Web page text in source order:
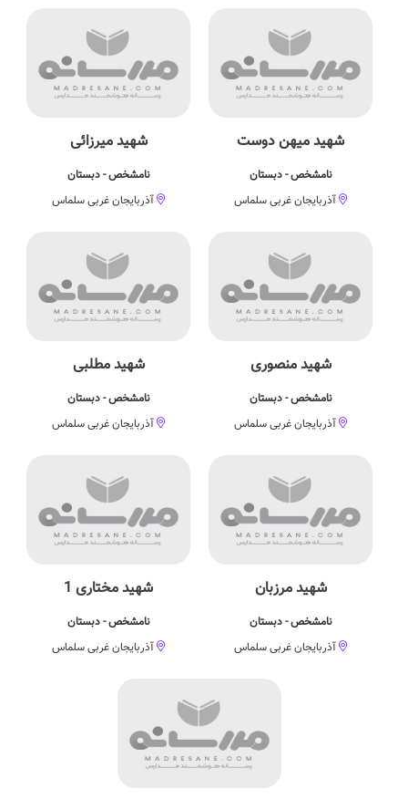
شهید میهن دوست
نامشخص - دبستان
آذربایجان غربی سلماس
شهید میرزائی
نامشخص - دبستان
آذربایجان غربی سلماس
شهید منصوری
نامشخص - دبستان
آذربایجان غربی سلماس
شهید مطلبی
نامشخص - دبستان
آذربایجان غربی سلماس
شهید مرزبان
نامشخص - دبستان
آذربایجان غربی سلماس
شهید مختاری 1
نامشخص - دبستان
آذربایجان غربی سلماس